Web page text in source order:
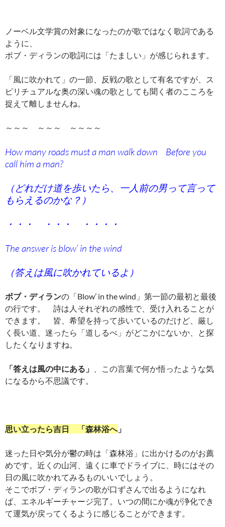
ノーベル文学賞の対象になったのが歌ではなく歌詞である
ように、
ボブ・ディランの歌詞には「たましい」が感じられます。
「風に吹かれて」の一節、反戦の歌として有名ですが、ス
ピリチュアルな奥の深い魂の歌としても聞く者のこころを
捉えて離しませんね。
～～～ ～～～ ～～～～
How many roads must a man walk down Before you
call him a man?
（どれだけ道を歩いたら、一人前の男って言って
もらえるのかな？）
・・・ ・・・ ・・・・
The answer is blow’ in the wind
（答えは風に吹かれているよ）
ボブ・ディランの「Blow’ in the wind」第一節の最初と最後
の行です。 詩は人それぞれの感性で、受け入れることが
できます。 皆、希望を持って歩いているのだけど、厳し
く長い道、迷ったら「道しるべ」がどこかにないか、と探
したくなりますね。
「答えは風の中にある」
、この言葉で何か悟ったような気
になるから不思議です。
思い立ったら吉日 「森林浴へ」
迷った日や気分が鬱の時は「森林浴」に出かけるのがお薦
めです。近くの山河、遠くに車でドライブに、時にはその
日の風に吹かれてみるものいいでしょう。
そこでボブ・ディランの歌が口ずさんで出るようになれ
ば、エネルギーチャージ完了。いつの間にか魂が浄化でき
て運気が戻ってくるように感じることができます。